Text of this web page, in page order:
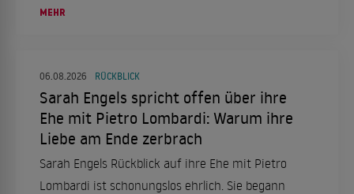
Nachwuchs kein Thema ist.
MEHR
06.08.2026 RÜCKBLICK
Sarah Engels spricht offen über ihre
Ehe mit Pietro Lombardi: Warum ihre
Liebe am Ende zerbrach
Sarah Engels Rückblick auf ihre Ehe mit Pietro
Lombardi ist schonungslos ehrlich. Sie begann